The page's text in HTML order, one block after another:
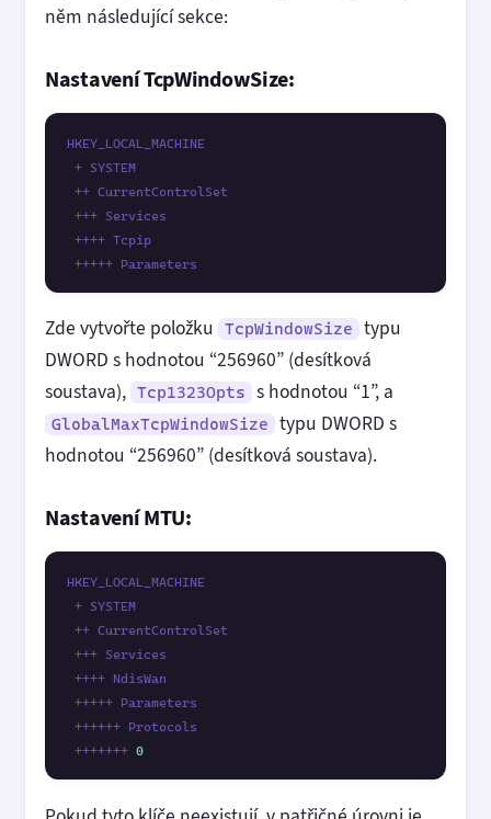
něm následující sekce:
Nastavení TcpWindowSize:
HKEY_LOCAL_MACHINE
+ SYSTEM
++ CurrentControlSet
+++ Services
++++ Tcpip
Zde vytvořte položku TcpWindowSize
typu
DWORD s hodnotou “256960” (desítková
soustava), Tcp1323Opts s hodnotou “1”, a
GlobalMaxTcpWindowSize
typu DWORD s
hodnotou “256960” (desítková soustava).
Nastavení MTU:
HKEY_LOCAL_MACHINE
+ SYSTEM
++ CurrentControlSet
+++ Services
++++ NdisWan
+++++ Parameters
++++++ Protocols
+++++++ 0